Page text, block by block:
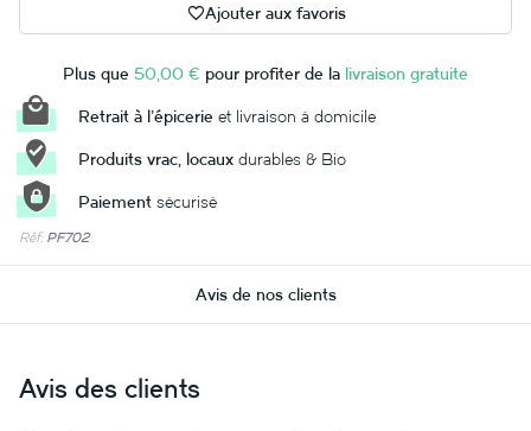
Ajouter aux favoris
Plus que 50,00 € pour profiter de la livraison gratuite
Retrait à l'épicerie et livraison à domicile
Produits vrac, locaux durables & Bio
Paiement sécurisé
Réf: PF702
Avis de nos clients
Avis des clients